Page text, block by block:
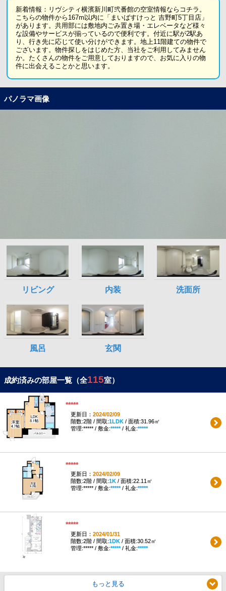
新着情報：リヴシティ横濱新川町弐番館の空室情報ならコチラ。
こちらの物件から167m以内に「まいばすけっと 吉野町5丁目店」
があります。共用部には敷地内ごみ置き場・エレベータなど様々
な設備やサービスが揃っているので便利です。付近に駅が2駅あ
り、行き先に応じて使い分けができます。地上11階建ての物件で
ございます。物件探しをはじめた方、当社をご利用してみません
か。たくさんの物件をご用意しておりますので、お気に入りの物
件に出会えることかと思います。
パノラマ画像
成約済みの部屋一覧（全115室）
*****
更新日： 2024/02/09
階数:2階 / 間取:1LDK/ 面積:31.96㎡
管理:***** / 敷金:*****/ 礼金:*****
*****
更新日： 2024/02/09
階数:2階 / 間取:1K/ 面積:22.11㎡
管理:***** / 敷金:*****/ 礼金:*****
*****
更新日： 2024/01/31
階数:2階 / 間取:1DK/ 面積:30.52㎡
管理:***** / 敷金:*****/ 礼金:*****
もっと見る